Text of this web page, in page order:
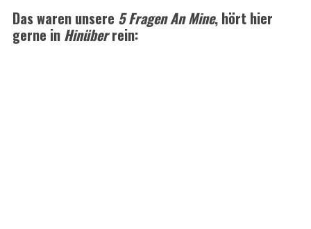
Das waren unsere 5 Fragen An Mine, hört hier
gerne in Hinüberrein: